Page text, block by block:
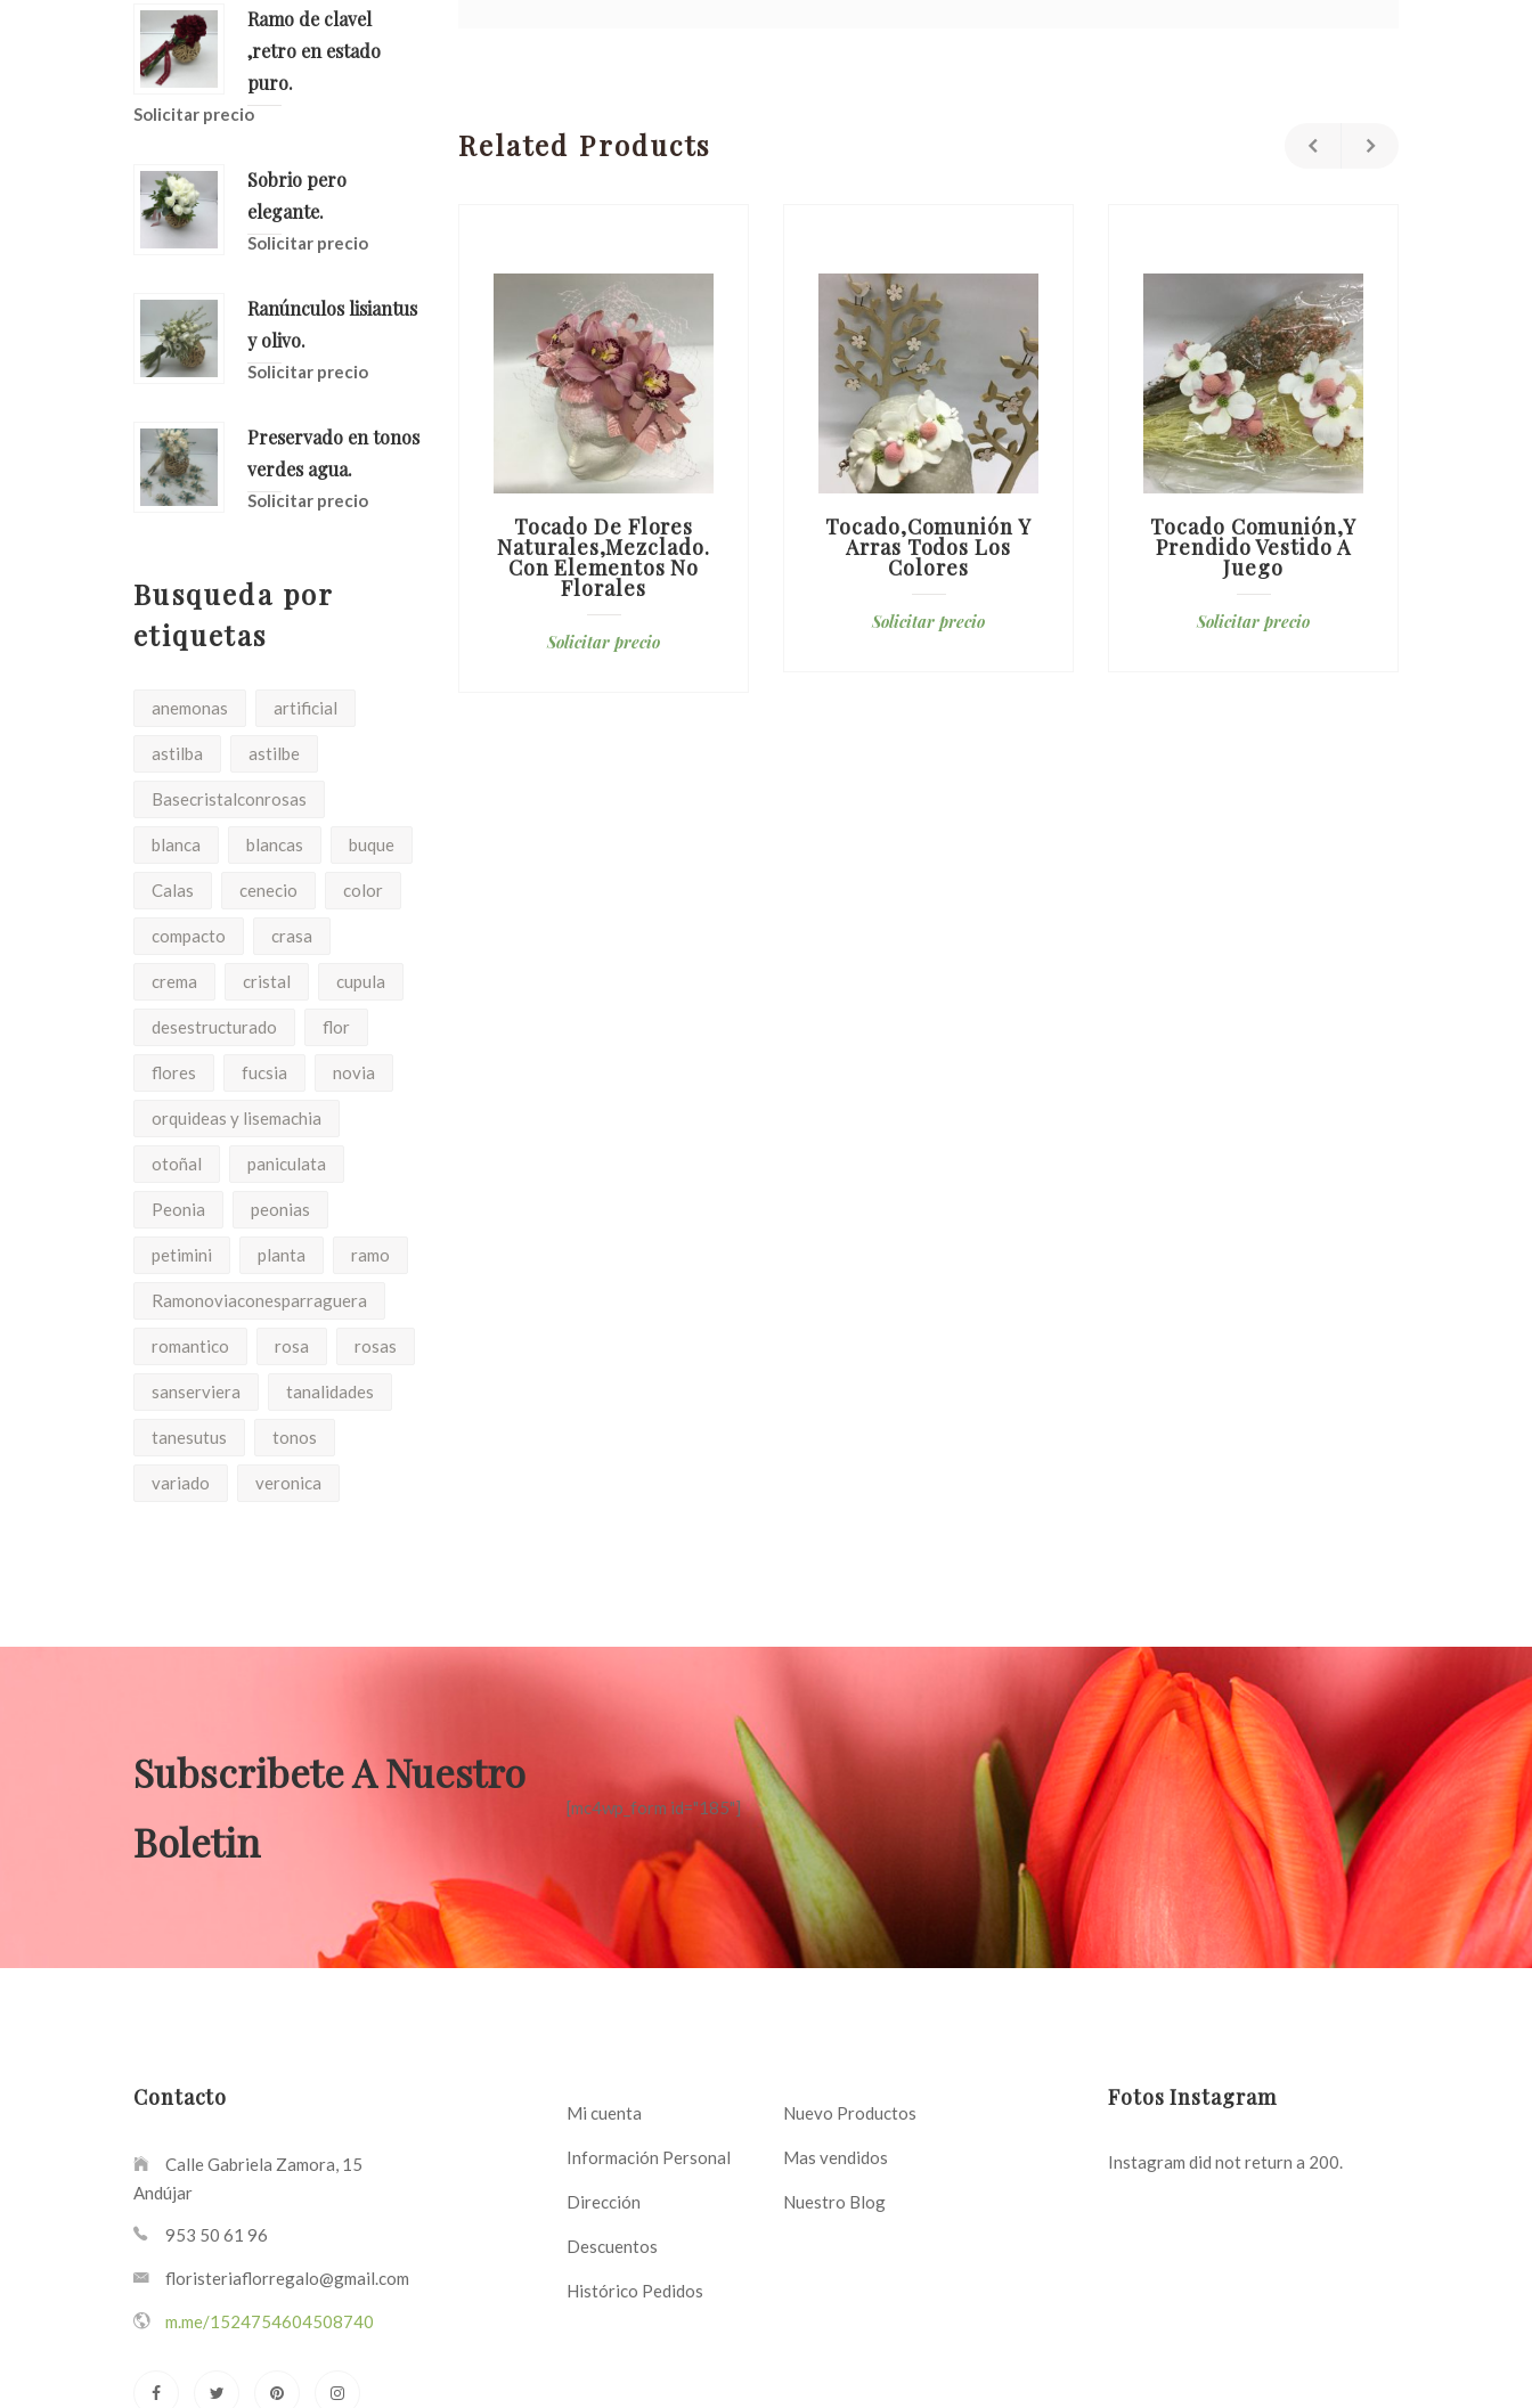
Ramo de clavel
,retro en estado
puro.
Solicitar precio
Sobrio pero
elegante.
Solicitar precio
Ranúnculos lisiantus
y olivo.
Solicitar precio
Preservado en tonos
verdes agua.
Solicitar precio
Busqueda por
etiquetas
anemonas artificial
astilba astilbe
Basecristalconrosas
blanca blancas buque
Calas cenecio color
compacto crasa
crema cristal cupula
desestructurado flor
flores fucsia novia
orquideas y lisemachia
otoñal paniculata
Peonia peonias
petimini planta ramo
Ramonoviaconesparraguera
romantico rosa rosas
sanserviera tanalidades
tanesutus tonos
variado veronica
Related Products
Solicitar precio
Tocado De Flores
Naturales,mezclado.
Con Elementos No
Florales
Solicitar precio
Tocado,comunión Y
Arras Todos Los
Colores
Solicitar precio
Tocado Comunión,y
Prendido Vestido A
Juego
Solicitar precio
Subscribete A Nuestro
Boletin
[mc4wp_form id="185"]
Contacto
Calle Gabriela Zamora, 15
Andújar
953 50 61 96
floristeriaflorregalo@gmail.com
m.me/1524754604508740
Mi cuenta
Información Personal
Dirección
Descuentos
Histórico Pedidos
Nuevo Productos
Mas vendidos
Nuestro Blog
Fotos Instagram
Instagram did not return a 200.